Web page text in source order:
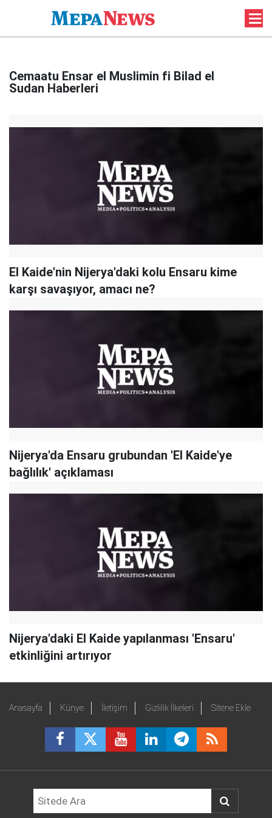
Cemaatu Ensar el Muslimin fi Bilad el
Sudan Haberleri
El Kaide'nin Nijerya'daki kolu Ensaru kime
karşı savaşıyor, amacı ne?
Nijerya'da Ensaru grubundan 'El Kaide'ye
bağlılık' açıklaması
Nijerya'daki El Kaide yapılanması 'Ensaru'
etkinliğini artırıyor
Anasayfa Künye İletişim Gizlilik İlkeleri Sitene Ekle